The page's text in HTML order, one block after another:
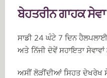
ਬੇਹਤਰੀਨ ਗਾਹਕ ਸੇਵਾ
ਸਾਡੀ 24 ਘੰਟੇ 7 ਦਿਨ
ਅਤੇ ਨਿੱਜੀ ਦੋਵੇਂ ਸਹਾਇਤਾ
ਅਸੀਂ ਲੋੜੀਂਦੀਆਂ ਸਿਹਤ ਦੇਖਰੇਖ